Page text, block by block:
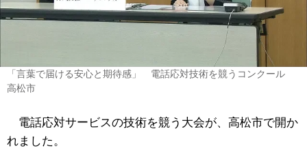
「言葉で届ける安心と期待感」 電話応対技術を競うコンクール
高松市
電話応対サービスの技術を競う大会が、高松市で開か
れました。